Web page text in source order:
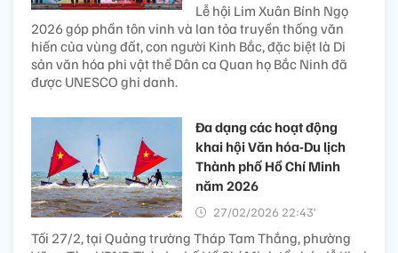
Lễ hội Lim Xuân Bính Ngọ
2026 góp phần tôn vinh và lan tỏa truyền thống văn
hiến của vùng đất, con người Kinh Bắc, đặc biệt là Di
sản văn hóa phi vật thể Dân ca Quan họ Bắc Ninh đã
được UNESCO ghi danh.
Đa dạng các hoạt động
khai hội Văn hóa-Du lịch
Thành phố Hồ Chí Minh
năm 2026
27/02/2026 22:43’
Tối 27/2, tại Quảng trường Tháp Tam Thắng, phường